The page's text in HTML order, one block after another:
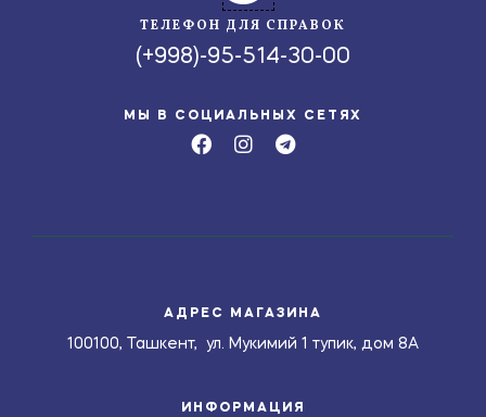
ТЕЛЕФОН ДЛЯ СПРАВОК
(+998)-95-514-30-00
МЫ В СОЦИАЛЬНЫХ СЕТЯХ
АДРЕС МАГАЗИНА
100100, Ташкент, ул. Мукимий 1 тупик, дом 8А
ИНФОРМАЦИЯ